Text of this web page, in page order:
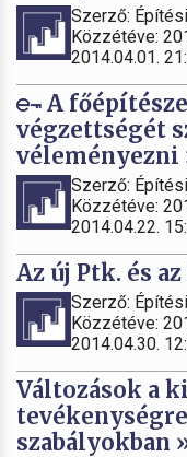
Szerző:
Közzétéve:
2014.04.01.
A
végzettségét
véleményezni
Szerző:
Közzétéve:
2014.04.22.
Az új Ptk. és
Szerző:
Közzétéve:
2014.04.30.
Változások a
szabályokban